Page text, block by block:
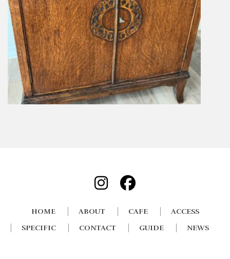
HOME ABOUT CAFE
ACCESS
SPECIFIC
CONTACT GUIDE NEWS